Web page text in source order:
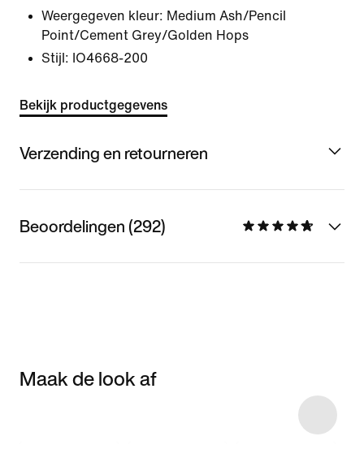
Weergegeven kleur: Medium Ash/Pencil
Point/Cement Grey/Golden Hops
Stijl: IO4668-200
Bekijk productgegevens
Verzending en retourneren
Beoordelingen (292)
Maak de look af